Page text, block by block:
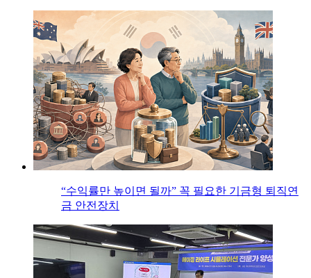
“수익률만 높이면 될까” 꼭 필요한 기금형 퇴직연
금 안전장치